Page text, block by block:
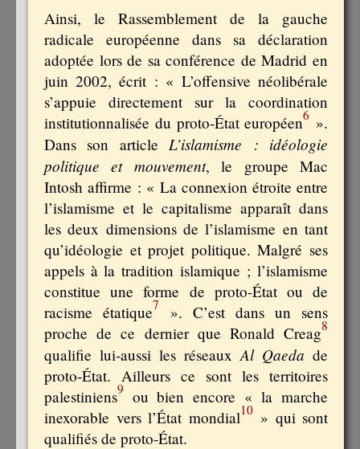
Ainsi, le Rassemblement de la gauche
radicale européenne dans sa déclaration
adoptée lors de sa conférence de Madrid en
juin 2002, écrit : « L’offensive néolibérale
s’appuie directement sur la coordination
institutionnalisée du proto-État européen6 ».
Dans son article L’islamisme : idéologie
politique et mouvement, le groupe Mac
Intosh affirme : « La connexion étroite entre
l’islamisme et le capitalisme apparaît dans
les deux dimensions de l’islamisme en tant
qu’idéologie et projet politique. Malgré ses
appels à la tradition islamique ; l’islamisme
constitue une forme de proto-État ou de
racisme étatique7
». C’est dans un sens
proche de ce dernier que Ronald Creag8
qualifie lui-aussi les réseaux Al Qaeda de
proto-État. Ailleurs ce sont les territoires
palestiniens9 ou bien encore « la marche
inexorable vers l’État mondial10» qui sont
qualifiés de proto-État.